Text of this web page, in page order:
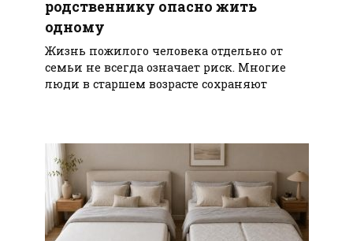
родственнику опасно жить
одному
Жизнь пожилого человека отдельно от
семьи не всегда означает риск. Многие
люди в старшем возрасте сохраняют